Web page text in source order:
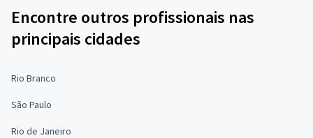
Encontre outros profissionais nas
principais cidades
Rio Branco
São Paulo
Rio de Janeiro